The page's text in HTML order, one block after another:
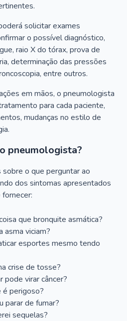
solicitar exames
o possível diagnóstico,
raio X do tórax, prova de
determinação das pressões
entre outros.
em mãos, o pneumologista
para cada paciente,
mudanças no estilo de
pneumologista?
o que perguntar ao
dos sintomas apresentados
que bronquite asmática?
asma viciam?
esportes mesmo tendo
crise de tosse?
pode virar câncer?
é perigoso?
parar de fumar?
sequelas?